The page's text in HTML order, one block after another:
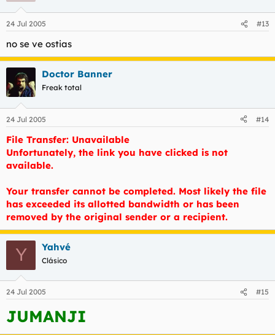
24 Jul 2005 #13
no se ve ostias
Doctor Banner
Freak total
24 Jul 2005 #14
File Transfer: Unavailable
Unfortunately, the link you have clicked is not
available.
Your transfer cannot be completed. Most likely the file
has exceeded its allotted bandwidth or has been
removed by the original sender or a recipient.
Y Yahvé
Clásico
24 Jul 2005 #15
JUMANJI